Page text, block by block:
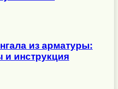
из арматуры:
и инструкция